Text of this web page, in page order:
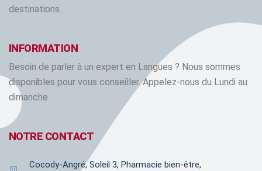
destinations.
INFORMATION
Besoin de parler à un expert en Langues ? Nous sommes
disponibles pour vous conseiller. Appelez-nous du Lundi au
dimanche.
NOTRE CONTACT
Cocody-Angré, Soleil 3, Pharmacie bien-être,